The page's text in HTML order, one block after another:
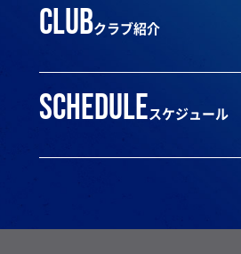
clubクラブ紹介
scheduleスケジュール